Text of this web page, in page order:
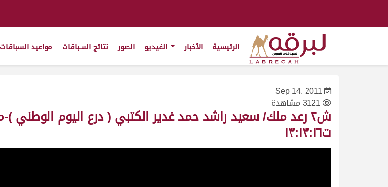
الرئيسية الأخبار الصور نتائج السباقات مواعيد السباقات
Sep 14, 2011
3121 مشاهدة
ت١٣:١٣:١٦